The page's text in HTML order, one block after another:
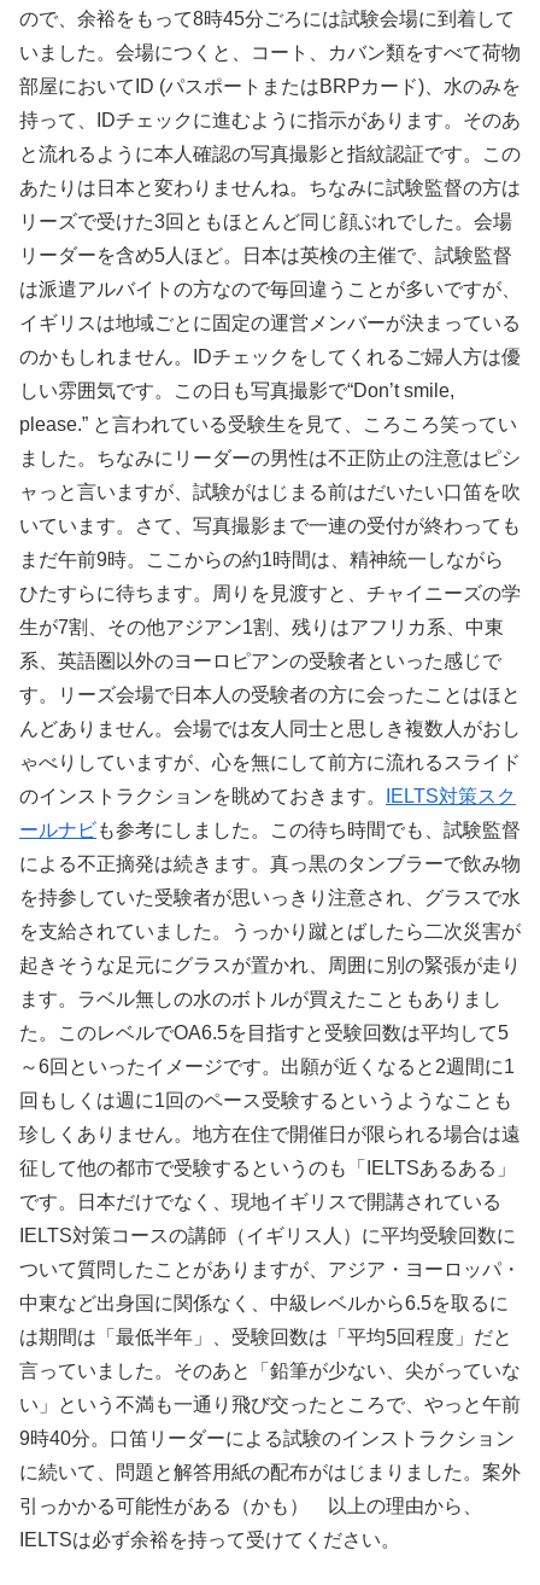
ので、余裕をもって8時45分ごろには試験会場に到着して
いました。会場につくと、コート、カバン類をすべて荷物
部屋においてID (パスポートまたはBRPカード)、水のみを
持って、IDチェックに進むように指示があります。そのあ
と流れるように本人確認の写真撮影と指紋認証です。この
あたりは日本と変わりませんね。ちなみに試験監督の方は
リーズで受けた3回ともほとんど同じ顔ぶれでした。会場
リーダーを含め5人ほど。日本は英検の主催で、試験監督
は派遣アルバイトの方なので毎回違うことが多いですが、
イギリスは地域ごとに固定の運営メンバーが決まっている
のかもしれません。IDチェックをしてくれるご婦人方は優
しい雰囲気です。この日も写真撮影で“Don’t smile,
please.” と言われている受験生を見て、ころころ笑ってい
ました。ちなみにリーダーの男性は不正防止の注意はピシ
ャっと言いますが、試験がはじまる前はだいたい口笛を吹
いています。さて、写真撮影まで一連の受付が終わっても
まだ午前9時。ここからの約1時間は、精神統一しながら
ひたすらに待ちます。周りを見渡すと、チャイニーズの学
生が7割、その他アジアン1割、残りはアフリカ系、中東
系、英語圏以外のヨーロピアンの受験者といった感じで
す。リーズ会場で日本人の受験者の方に会ったことはほと
んどありません。会場では友人同士と思しき複数人がおし
ゃべりしていますが、心を無にして前方に流れるスライド
のインストラクションを眺めておきます。
IELTS対策スク
ールナビも参考にしました。この待ち時間でも、試験監督
による不正摘発は続きます。真っ黒のタンブラーで飲み物
を持参していた受験者が思いっきり注意され、グラスで水
を支給されていました。うっかり蹴とばしたら二次災害が
起きそうな足元にグラスが置かれ、周囲に別の緊張が走り
ます。ラベル無しの水のボトルが買えたこともありまし
た。このレベルでOA6.5を目指すと受験回数は平均して5
～6回といったイメージです。出願が近くなると2週間に1
回もしくは週に1回のペース受験するというようなことも
珍しくありません。地方在住で開催日が限られる場合は遠
征して他の都市で受験するというのも「IELTSあるある」
です。日本だけでなく、現地イギリスで開講されている
IELTS対策コースの講師（イギリス人）に平均受験回数に
ついて質問したことがありますが、アジア・ヨーロッパ・
中東など出身国に関係なく、中級レベルから6.5を取るに
は期間は「最低半年」、受験回数は「平均5回程度」だと
言っていました。そのあと「鉛筆が少ない、尖がっていな
い」という不満も一通り飛び交ったところで、やっと午前
9時40分。口笛リーダーによる試験のインストラクション
に続いて、問題と解答用紙の配布がはじまりました。案外
引っかかる可能性がある（かも） 以上の理由から、
IELTSは必ず余裕を持って受けてください。